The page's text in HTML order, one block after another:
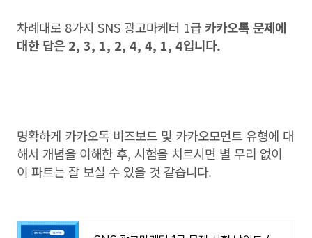
차례대로 8가지 SNS 광고마케터 1급 카카오톡 문제에
대한 답은 2, 3, 1, 2, 4, 4, 1, 4입니다.
명확하게 카카오톡 비즈보드 및 카카오모먼트 유형에 대
해서 개념을 이해한 후, 시험을 치르시면 별 무리 없이
이 파트는 잘 보실 수 있을 것 같습니다.